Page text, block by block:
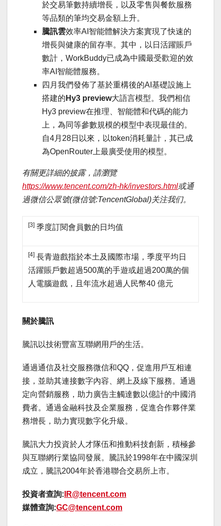
於交易筆數持續增長，以及零售與餐飲服務
等品類的筆均交易金額上升。
騰訊雲效率AI智能體解決方案實現了快速的
增長與健康的留存率。其中，以日活躍賬戶
數計，WorkBuddy已成為中國最受歡迎的效
率AI智能體服務。
四月我們發佈了基於重構後的AI基礎設施上
搭建的 Hy3 preview大語言模型。我們相信
Hy3 preview在推理、智能體和代碼的能力
上，為同等參數規模的模型中表現最佳的。
自4月28日以來，以token消耗量計，其已成
為OpenRouter上最廣受使用的模型。
有關更詳細的披露，請瀏覽
https://www.tencent.com/zh-hk/investors.html或通
過微信公眾號(微信號:TencentGlobal)关注我们。
[3] 季度訂閱會員數的日均值
[4] 長青遊戲指於本土及國際市場，季度平均日
活躍賬戶數超過500萬的手遊或超過200萬的個
人電腦遊戲，且年流水超過人民幣40 億元
關於騰訊
騰訊以技術豐富互聯網用戶的生活。
通過通信及社交服務微信和QQ，促進用戶互相連
接，並助其連接數字內容、網上及線下服務。通過
定向營銷服務，助力廣告主觸達數以億計的中國消
費者。通過金融科技及企業服務，促進合作夥伴業
務增長，助力實現數字化升級。
騰訊大力投資於人才隊伍和推動科技創新，積極參
與互聯網行業協同發展。騰訊於1998年在中國深圳
成立，騰訊2004年於香港聯合交易所上市。
投資者查詢: IR@tencent.com
媒體查詢:GC@tencent.com